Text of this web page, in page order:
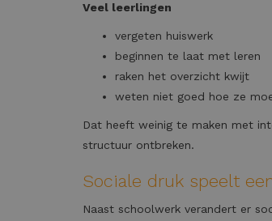
Veel leerlingen
vergeten huiswerk
beginnen te laat met leren
raken het overzicht kwijt
weten niet goed hoe ze
Dat heeft weinig te maken met
structuur ontbreken.
Sociale druk speelt
Naast schoolwerk verandert er